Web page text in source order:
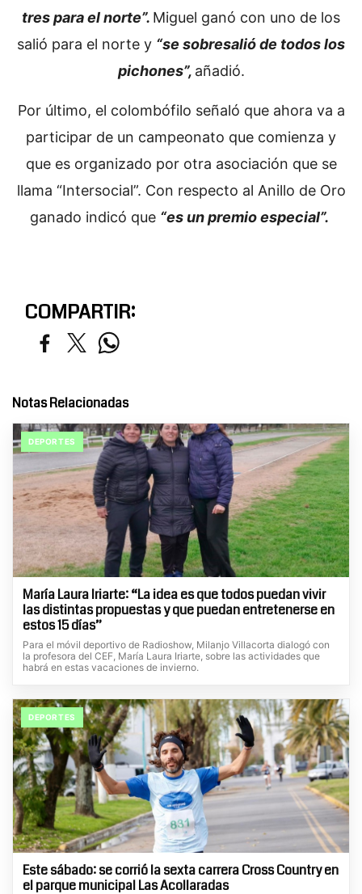
tres para el norte”. Miguel ganó con uno de los
salió para el norte y “se sobresalió de todos los
pichones”, añadió.
Por último, el colombófilo señaló que ahora va a
participar de un campeonato que comienza y
que es organizado por otra asociación que se
llama “Intersocial”. Con respecto al Anillo de Oro
ganado indicó que “es un premio especial”.
COMPARTIR:
Notas Relacionadas
DEPORTES
María Laura Iriarte: “La idea es que todos puedan vivir
las distintas propuestas y que puedan entretenerse en
estos 15 días”
Para el móvil deportivo de Radioshow, Milanjo Villacorta dialogó con
la profesora del CEF, María Laura Iriarte, sobre las actividades que
habrá en estas vacaciones de invierno.
DEPORTES
Este sábado: se corrió la sexta carrera Cross Country en
el parque municipal Las Acollaradas